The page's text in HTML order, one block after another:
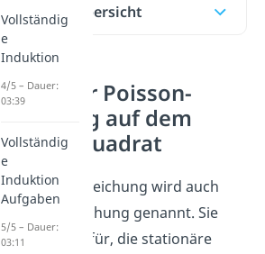
Inhaltsübersicht
Lösen der Poisson-
Gleichung auf dem
Einheitsquadrat
Die Poisson Gleichung wird auch
Membrangleichung genannt. Sie
eignet sich dafür, die stationäre
Vollständig
e
Induktion
4/5 – Dauer:
03:39
Vollständig
e
Induktion
Aufgaben
5/5 – Dauer:
03:11